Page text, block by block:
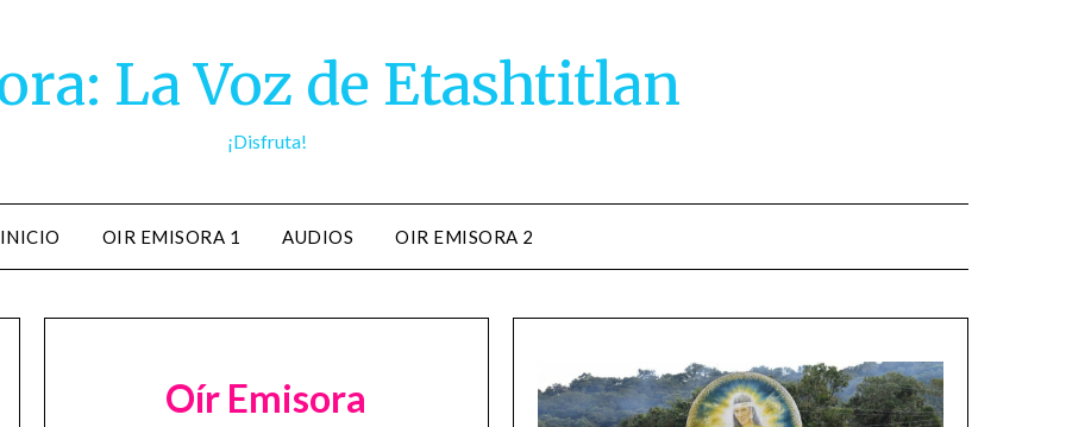
La Voz de Etashtitlan
¡Disfruta!
INICIO OIR EMISORA 1 AUDIOS OIR EMISORA 2
Oír Emisora